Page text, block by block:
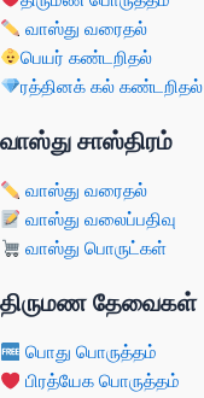
வாஸ்து வரைதல்
பெயர் கண்டறிதல்
ரத்தினக் கல் கண்டறிதல்
வாஸ்து சாஸ்திரம்
வாஸ்து வரைதல்
வாஸ்து வலைப்பதிவு
வாஸ்து பொருட்கள்
திருமண தேவைகள்
பொது பொருத்தம்
பிரத்யேக பொருத்தம்